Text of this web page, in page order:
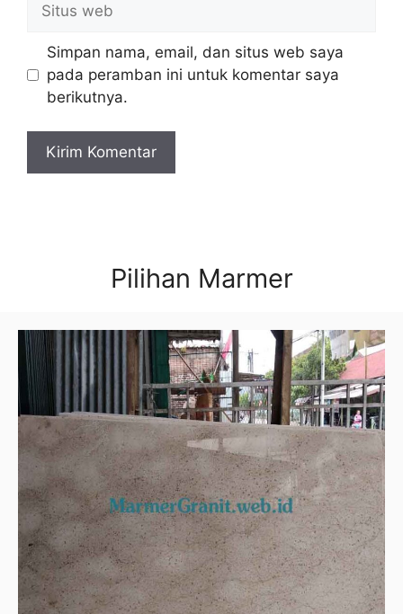
web
Simpan nama, email, dan situs web saya
pada peramban ini untuk komentar saya
berikutnya.
Pilihan Marmer